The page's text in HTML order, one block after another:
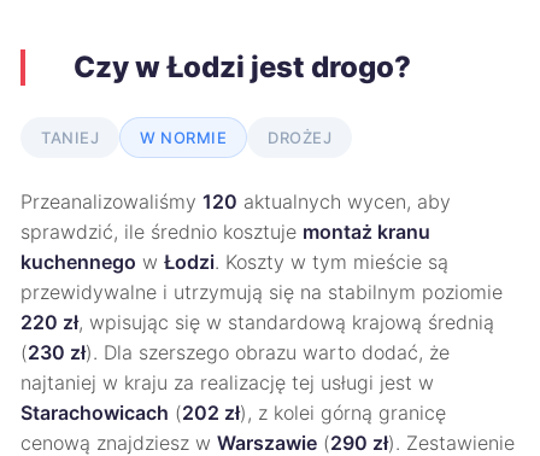
Czy w Łodzi jest drogo?
TANIEJ W NORMIE DROŻEJ
Przeanalizowaliśmy 120 aktualnych wycen, aby
sprawdzić, ile średnio kosztuje montaż kranu
kuchennego w Łodzi. Koszty w tym mieście są
przewidywalne i utrzymują się na stabilnym poziomie
220 zł, wpisując się w standardową krajową średnią
(230 zł). Dla szerszego obrazu warto dodać, że
najtaniej w kraju za realizację tej usługi jest w
Starachowicach (202 zł), z kolei górną granicę
cenową znajdziesz w Warszawie (290 zł). Zestawienie